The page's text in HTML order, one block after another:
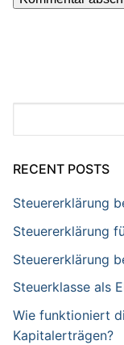
RECENT POSTS
Steuererklärung
Steuererklärung
Steuererklärung
Steuerklasse als
Wie funktioniert
Kapitalerträgen?